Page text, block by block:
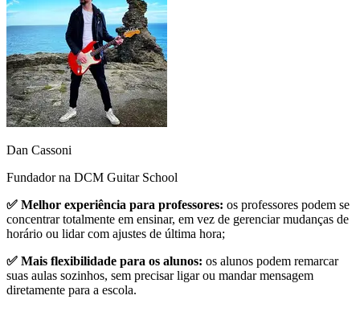
Dan Cassoni
Fundador na DCM Guitar School
✅ Melhor experiência para professores: os professores podem se
concentrar totalmente em ensinar, em vez de gerenciar mudanças de
horário ou lidar com ajustes de última hora;
✅ Mais flexibilidade para os alunos: os alunos podem remarcar
suas aulas sozinhos, sem precisar ligar ou mandar mensagem
diretamente para a escola.